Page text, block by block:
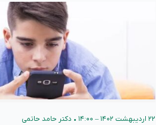
۲۲ اردیبهشت ۱۴۰۲ – ۱۴:۰۰ • دکتر حامد حاتمی